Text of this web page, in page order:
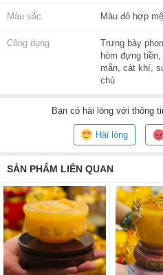
Màu sắc Màu đỏ hợp
Công dụng
Trưng bày
hòm đựng
mắn, cát khí,
chủ
Bạncó hài lòng với thông
Hài lòng
SẢN PHẨM LIÊN QUAN